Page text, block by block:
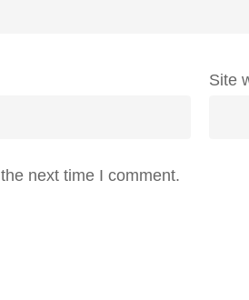
Site
next time I comment.